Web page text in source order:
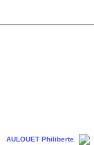
AULOUET Philiberte